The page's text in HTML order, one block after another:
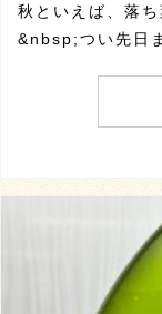
秋といえば、落
&nbsp;つい先日